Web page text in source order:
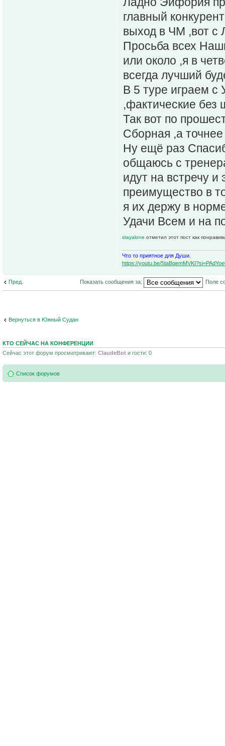
главный
выход в ЧМ ,вот с
Просьба всех
или около ,я в
всегда лучший
В 5 туре играем с
,фактические без
Так вот по
Сборная ,а
Ну ещё раз
общаюсь с
идут на встречу
преимущество в
я их держу в
Удачи Всем и на
stayalone отметил этот пост как
Что то приятное для Души.
https://youtu.be/
Пред. Показать сообщения за: Поле
Вернуться в Южный Судан
КТО СЕЙЧАС НА КОНФЕРЕНЦИИ
Сейчас этот форум просматривают: ClaudeBot и гости: 0
Список форумов